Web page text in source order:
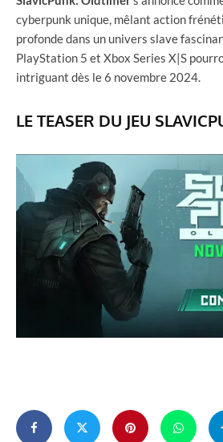
cyberpunk unique, mêlant action
profonde dans un univers slave
PlayStation 5 et Xbox Series X|S
intriguant dès le 6 novembre 2024.
LE TEASER DU JEU